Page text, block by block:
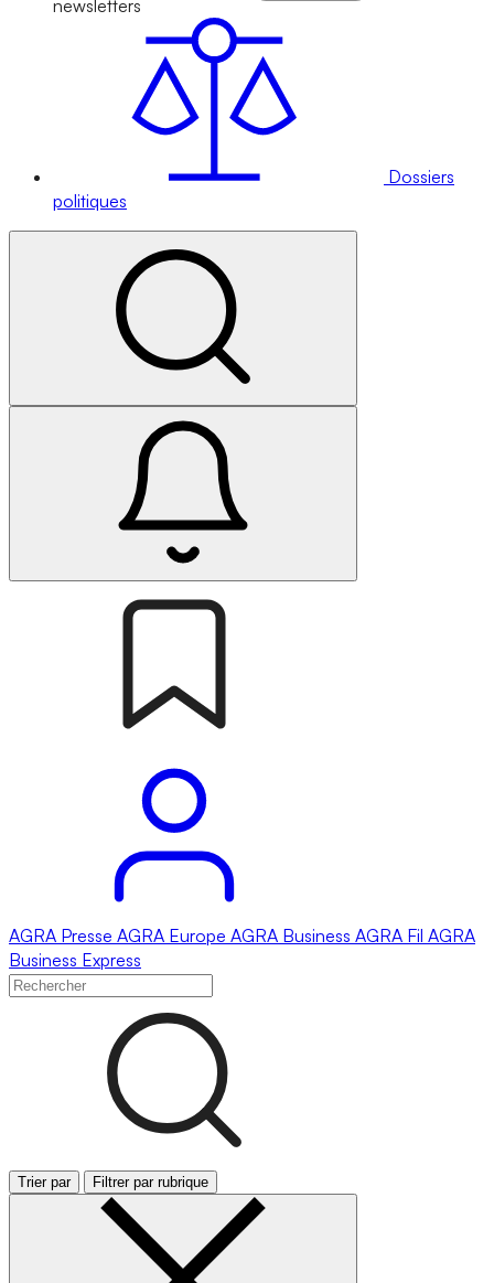
newsletters
Dossiers
politiques
AGRA Presse AGRA Europe AGRA Business AGRA Fil AGRA
Business Express
Trier par Filtrer par rubrique